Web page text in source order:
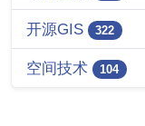
开源GIS 322
空间技术 104